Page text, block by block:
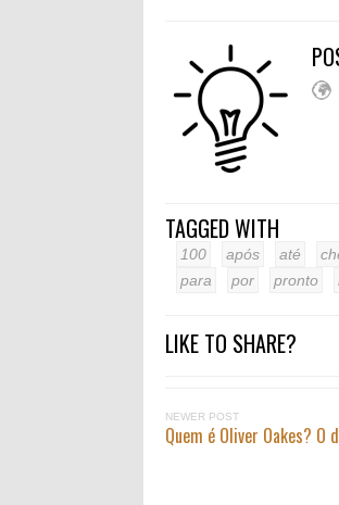
TAGGED WITH
100 após até
para
por pronto
LIKE TO SHARE?
NEWER POST
Quem é Oliver Oakes?